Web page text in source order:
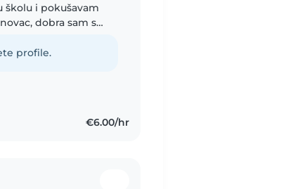
školu i pokušavam
dobra sam s
profile.
€6.00/hr